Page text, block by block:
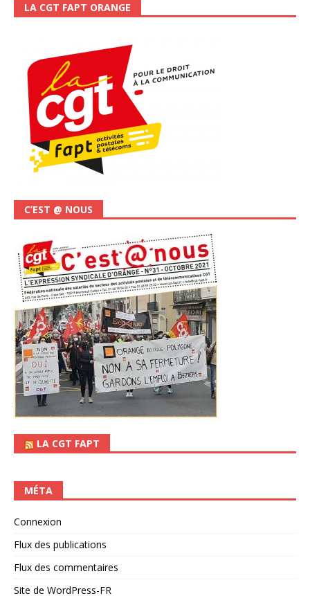
LA CGT FAPT ORANGE
C’EST @ NOUS
LA CGT FAPT
MÉTA
Connexion
Flux des publications
Flux des commentaires
Site de WordPress-FR